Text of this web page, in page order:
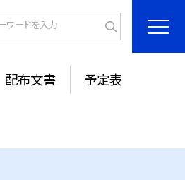
配布文書 予定表